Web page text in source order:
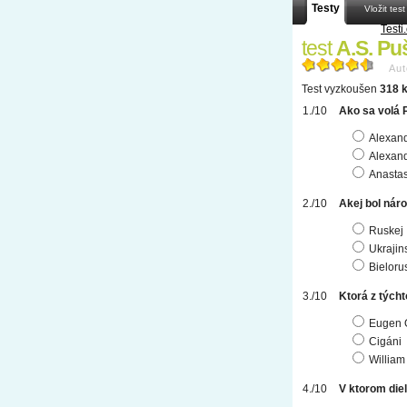
Testy Vložit test
testA.S.
Test vyzkoušen 318
Ako sa volá
Akej bol
Ruskej
Ktorá z
Eugen
Cigáni
William
V ktorom